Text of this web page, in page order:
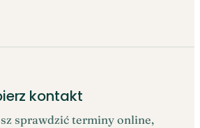
kontakt
sprawdzić terminy online,